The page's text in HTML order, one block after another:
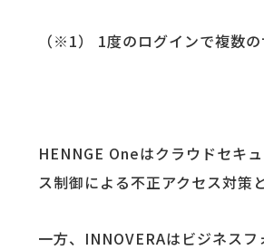
（※1） 1度のログインで複数
HENNGE Oneはクラウドセキ
ス制御による不正アクセス対策
一方、INNOVERAはビジネス